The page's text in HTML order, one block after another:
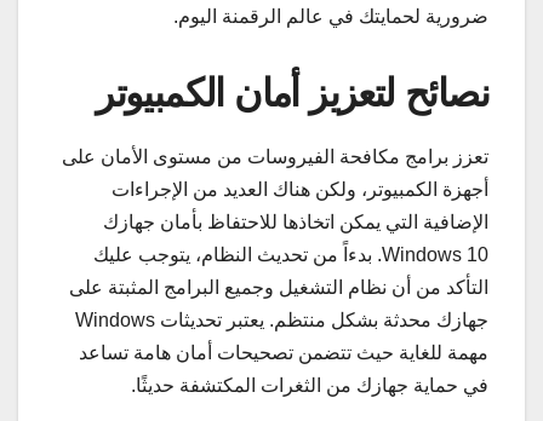
ضرورية لحمايتك في عالم الرقمنة اليوم.
نصائح لتعزيز أمان الكمبيوتر
تعزز برامج مكافحة الفيروسات من مستوى الأمان على
أجهزة الكمبيوتر، ولكن هناك العديد من الإجراءات
الإضافية التي يمكن اتخاذها للاحتفاظ بأمان جهازك
Windows 10. بدءاً من تحديث النظام، يتوجب عليك
التأكد من أن نظام التشغيل وجميع البرامج المثبتة على
جهازك محدثة بشكل منتظم. يعتبر تحديثات Windows
مهمة للغاية حيث تتضمن تصحيحات أمان هامة تساعد
في حماية جهازك من الثغرات المكتشفة حديثًا.